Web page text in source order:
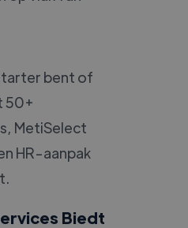
bent of
50+
MetiSelect
HR-aanpak
Biedt